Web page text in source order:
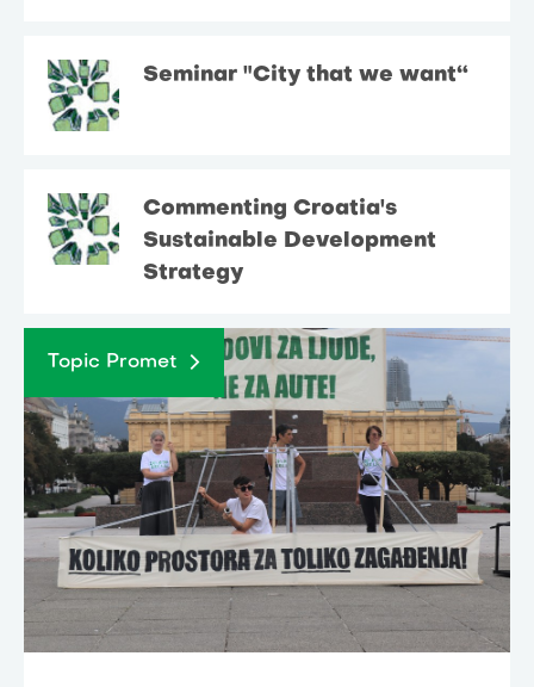
Seminar "City that we want“
Commenting Croatia's
Sustainable Development
Strategy
Topic Promet